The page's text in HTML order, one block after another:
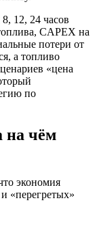
12, 24 часов
CAPEX на
потери от
а топливо
«цена
по
на чём
экономия
«перегретых»